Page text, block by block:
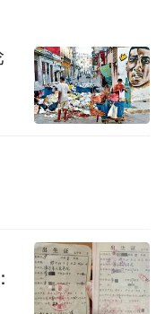
和相关方开放。
为其通过该机制
航线将继续对美
4月美国CPI环比